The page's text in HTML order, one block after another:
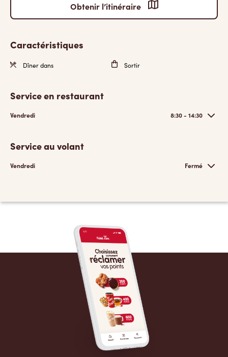
Obtenir l’itinéraire
Caractéristiques
Dîner dans Sortir
Service en restaurant
Vendredi 8:30 - 14:30
Service au volant
Vendredi Fermé